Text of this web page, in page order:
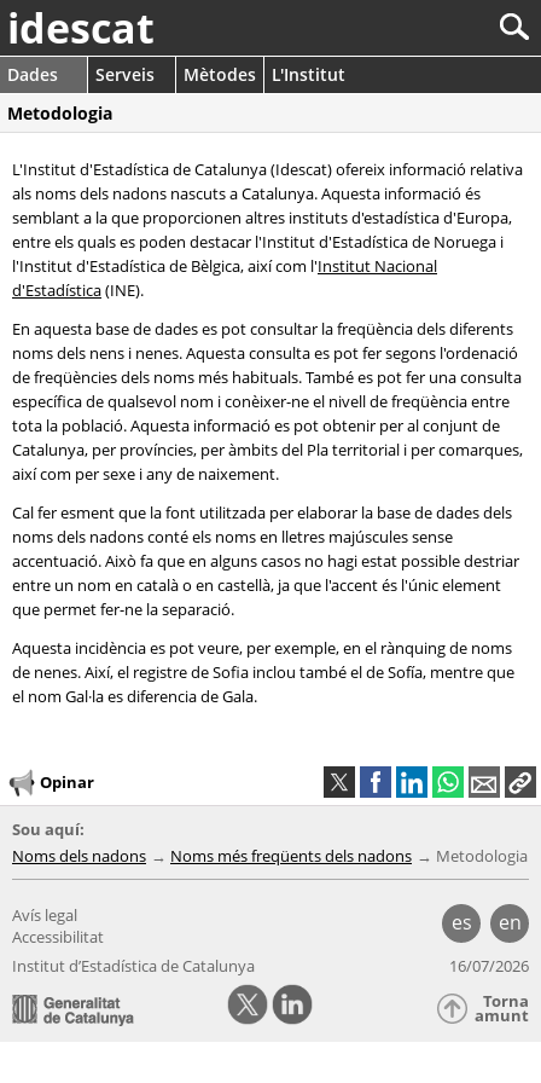
idescat
Dades Serveis Mètodes
L'Institut
Metodologia
L'Institut d'Estadística de Catalunya (Idescat) ofereix informació relativa
als noms dels nadons nascuts a Catalunya. Aquesta informació és
semblant a la que proporcionen altres instituts d'estadística d'Europa,
entre els quals es poden destacar l'Institut d'Estadística de Noruega i
l'Institut d'Estadística de Bèlgica, així com l'Institut Nacional
d'Estadística(INE).
En aquesta base de dades es pot consultar la freqüència dels diferents
noms dels nens i nenes. Aquesta consulta es pot fer segons l'ordenació
de freqüències dels noms més habituals. També es pot fer una consulta
específica de qualsevol nom i conèixer-ne el nivell de freqüència entre
tota la població. Aquesta informació es pot obtenir per al conjunt de
Catalunya, per províncies, per àmbits del Pla territorial i per comarques,
així com per sexe i any de naixement.
Cal fer esment que la font utilitzada per elaborar la base de dades dels
noms dels nadons conté els noms en lletres majúscules sense
accentuació. Això fa que en alguns casos no hagi estat possible destriar
entre un nom en català o en castellà, ja que l'accent és l'únic element
que permet fer-ne la separació.
Aquesta incidència es pot veure, per exemple, en el rànquing de noms
de nenes. Així, el registre de Sofia inclou també el de Sofía, mentre que
el nom Gal·la es diferencia de Gala.
Opinar
Sou aquí:
Noms dels nadons
Noms més freqüents dels nadons Metodologia
es en
Avís legal
Accessibilitat
Institut d’Estadística de Catalunya
16/07/2026
Torna
amunt